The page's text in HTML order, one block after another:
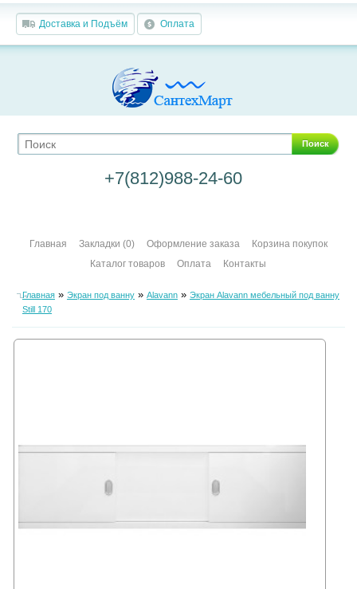
Доставка и Подъём Оплата
Поиск
+7(812)988-24-60
Главная Закладки (0) Оформление заказа
Корзина покупок
Каталог товаров
Оплата Контакты
Главная» Экран под ванну» Alavann» Экран Alavann мебельный под ванну
Still 170